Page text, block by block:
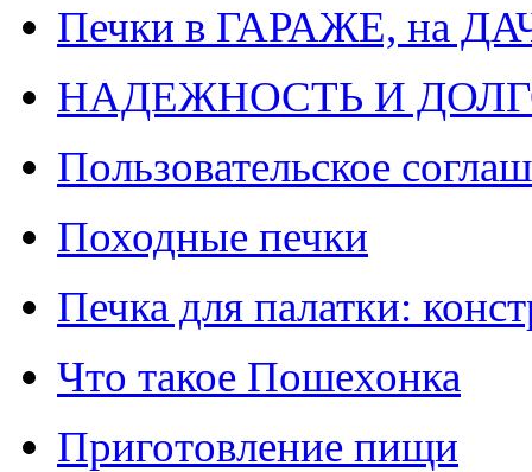
Печки в ГАРАЖЕ, на
НАДЕЖНОСТЬ И
Пользовательское
Походные печки
Печка для палатки:
Что такое Пошехонка
Приготовление пищи